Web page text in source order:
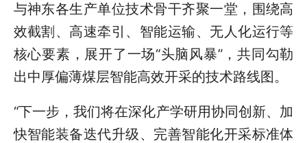
与神东各生产单位技术骨干齐聚一堂，围绕高
效截割、高速牵引、智能运输、无人化运行等
核心要素，展开了一场“头脑风暴”，共同勾勒
出中厚偏薄煤层智能高效开采的技术路线图。
“下一步，我们将在深化产学研用协同创新、加
快智能装备迭代升级、完善智能化开采标准体